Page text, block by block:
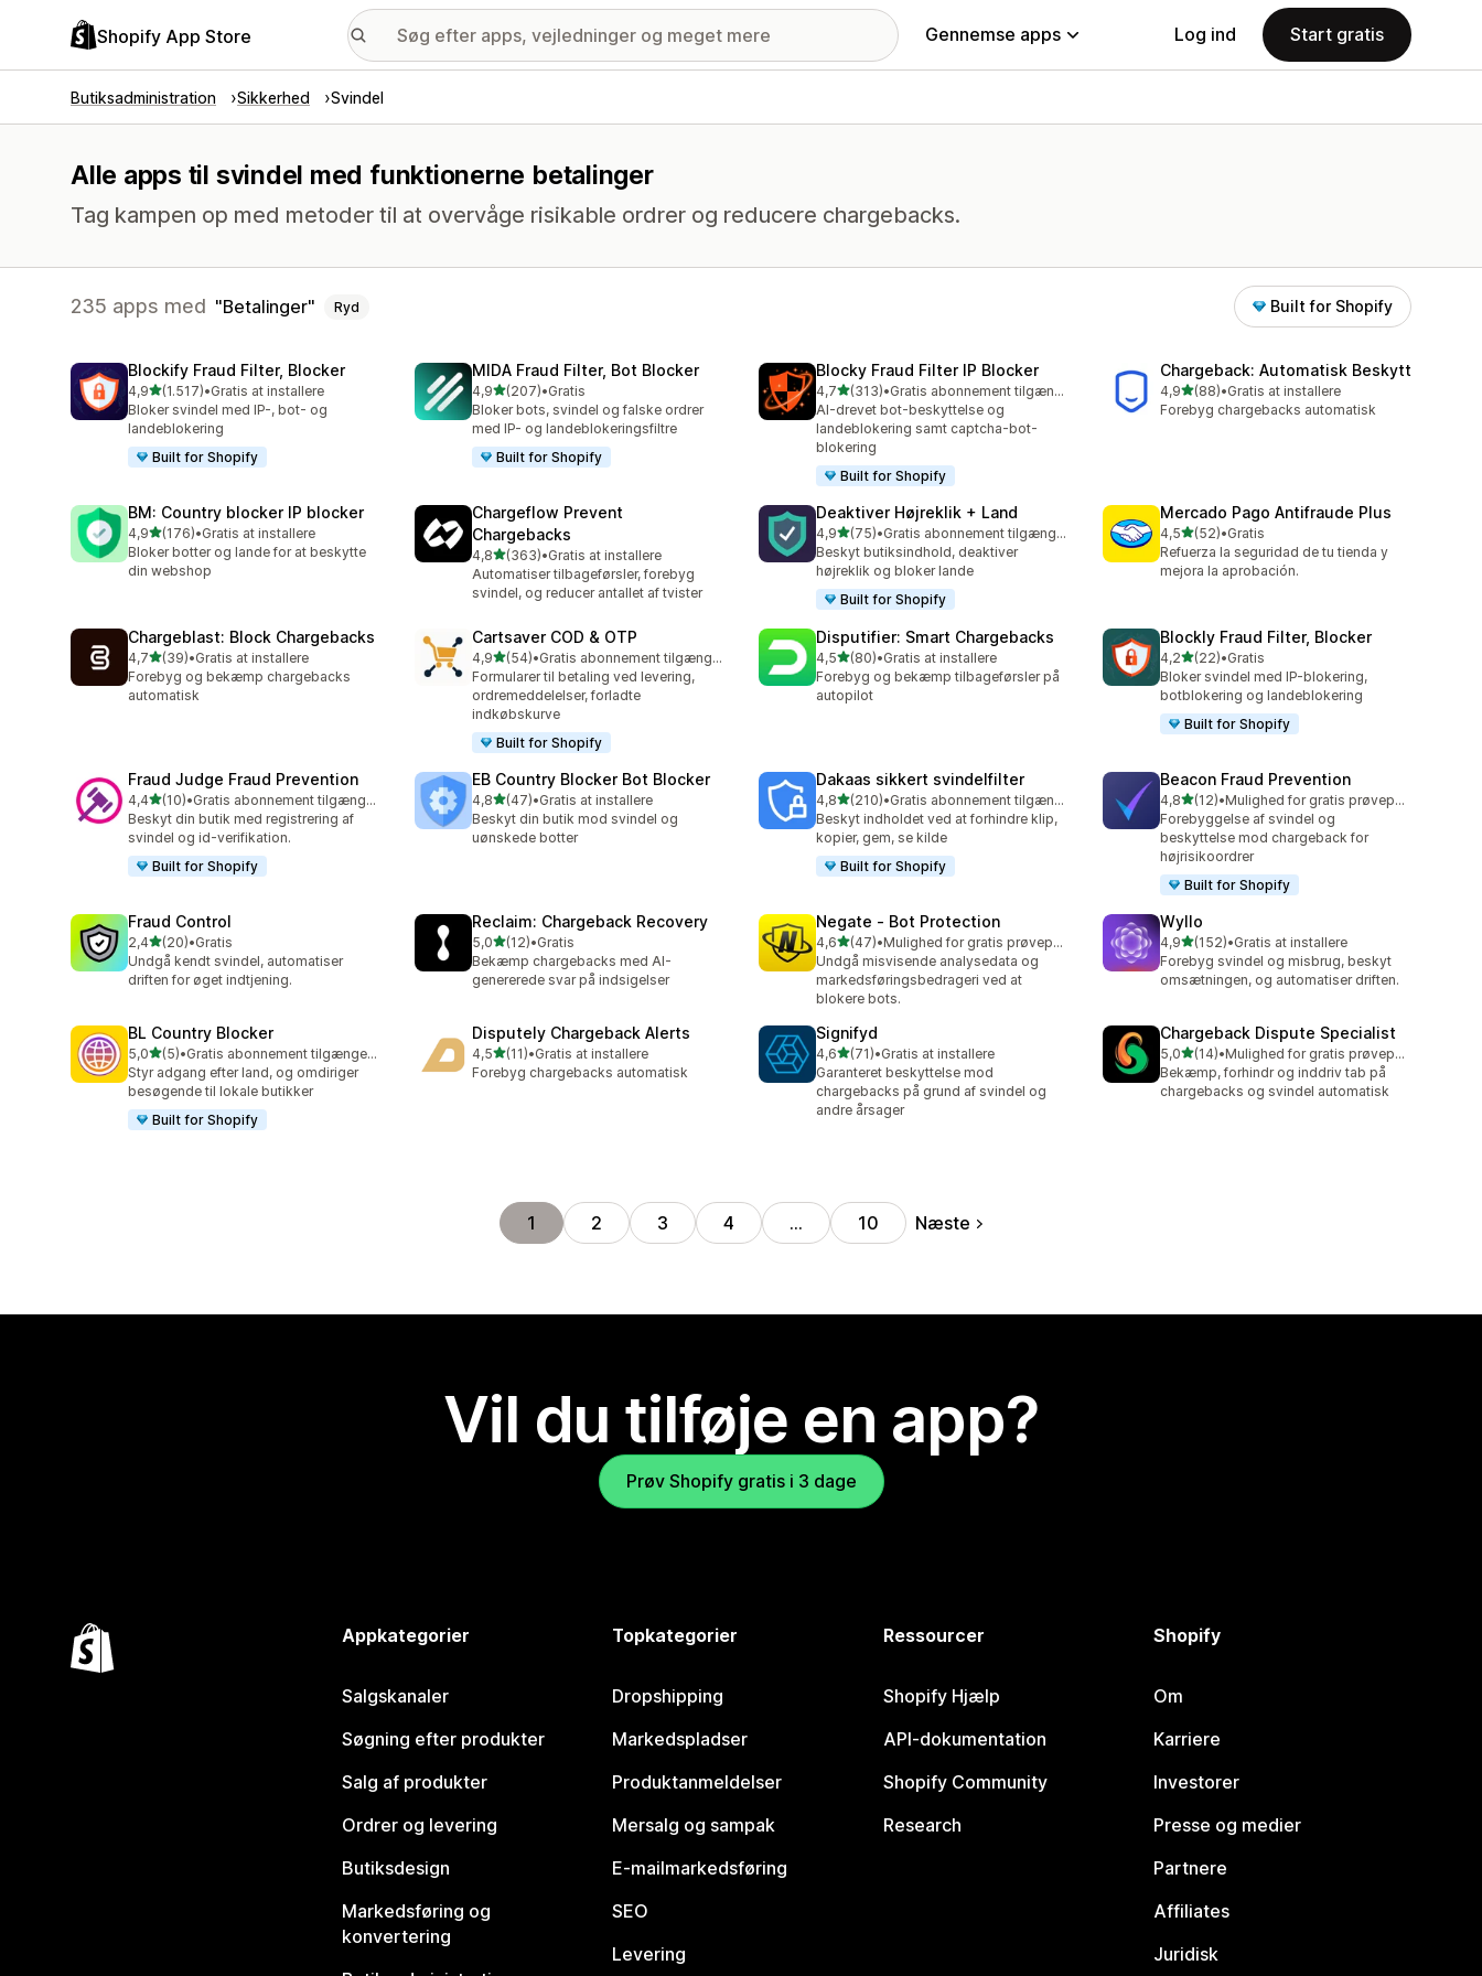
Shopify App Store Gennemse apps Log ind Start gratis
Butiksadministration Sikkerhed Svindel
Alle apps til svindel med funktionerne betalinger
Tag kampen op med metoder til at overvåge risikable ordrer og reducere chargebacks.
235 apps med Betalinger Ryd Built for Shopify
Blockify Fraud Filter, Blocker
4,9ud af 5 stjerner
(1.517)
1517 anmeldelser i alt
•Gratis at installere
Bloker svindel med IP-, bot- og
landeblokering
Built for Shopify
MIDA Fraud Filter, Bot Blocker
4,9ud af 5 stjerner
(207)
207 anmeldelser i alt
•Gratis
Bloker bots, svindel og falske ordrer
med IP- og landeblokeringsfiltre
Built for Shopify
Blocky Fraud Filter IP Blocker
4,7ud af 5 stjerner
(313)
313 anmeldelser i alt
•
Gratis abonnement tilgængeligt
AI-drevet bot-beskyttelse og
landeblokering samt captcha-bot-
blokering
Built for Shopify
Chargeback: Automatisk Beskytt
4,9ud af 5 stjerner
(88)
88 anmeldelser i alt
•Gratis at installere
Forebyg chargebacks automatisk
BM: Country blocker IP blocker
4,9ud af 5 stjerner
(176)
176 anmeldelser i alt
•Gratis at installere
Bloker botter og lande for at beskytte
din webshop
Chargeflow Prevent
Chargebacks
4,8ud af 5 stjerner
(363)
363 anmeldelser i alt
•Gratis at installere
Automatiser tilbageførsler, forebyg
svindel, og reducer antallet af tvister
Deaktiver Højreklik + Land
4,9ud af 5 stjerner
(75)
75 anmeldelser i alt
•
Gratis abonnement tilgængeligt
Beskyt butiksindhold, deaktiver
højreklik og bloker lande
Built for Shopify
Mercado Pago Antifraude Plus
4,5ud af 5 stjerner
(52)
52 anmeldelser i alt
•Gratis
Refuerza la seguridad de tu tienda y
mejora la aprobación.
Chargeblast: Block Chargebacks
4,7ud af 5 stjerner
(39)
39 anmeldelser i alt
•Gratis at installere
Forebyg og bekæmp chargebacks
automatisk
Cartsaver COD & OTP
4,9ud af 5 stjerner
(54)
54 anmeldelser i alt
•
Gratis abonnement tilgængeligt
Formularer til betaling ved levering,
ordremeddelelser, forladte
indkøbskurve
Built for Shopify
Disputifier: Smart Chargebacks
4,5ud af 5 stjerner
(80)
80 anmeldelser i alt
•Gratis at installere
Forebyg og bekæmp tilbageførsler på
autopilot
Blockly Fraud Filter, Blocker
4,2ud af 5 stjerner
(22)
22 anmeldelser i alt
•Gratis
Bloker svindel med IP-blokering,
botblokering og landeblokering
Built for Shopify
Fraud Judge Fraud Prevention
4,4ud af 5 stjerner
(10)
10 anmeldelser i alt
•
Gratis abonnement tilgængeligt
Beskyt din butik med registrering af
svindel og id-verifikation.
Built for Shopify
EB Country Blocker Bot Blocker
4,8ud af 5 stjerner
(47)
47 anmeldelser i alt
•Gratis at installere
Beskyt din butik mod svindel og
uønskede botter
Dakaas sikkert svindelfilter
4,8ud af 5 stjerner
(210)
210 anmeldelser i alt
•
Gratis abonnement tilgængeligt
Beskyt indholdet ved at forhindre klip,
kopier, gem, se kilde
Built for Shopify
Beacon Fraud Prevention
4,8ud af 5 stjerner
(12)
12 anmeldelser i alt
•
Mulighed for gratis prøveperiode
Forebyggelse af svindel og
beskyttelse mod chargeback for
højrisikoordrer
Built for Shopify
Fraud Control
2,4ud af 5 stjerner
(20)
20 anmeldelser i alt
•Gratis
Undgå kendt svindel, automatiser
driften for øget indtjening.
Reclaim: Chargeback Recovery
5,0ud af 5 stjerner
(12)
12 anmeldelser i alt
•Gratis
Bekæmp chargebacks med AI-
genererede svar på indsigelser
Negate ‑ Bot Protection
4,6ud af 5 stjerner
(47)
47 anmeldelser i alt
•
Mulighed for gratis prøveperiode
Undgå misvisende analysedata og
markedsføringsbedrageri ved at
blokere bots.
Wyllo
4,9ud af 5 stjerner
(152)
152 anmeldelser i alt
•Gratis at installere
Forebyg svindel og misbrug, beskyt
omsætningen, og automatiser driften.
BL Country Blocker
5,0ud af 5 stjerner
(5)
5 anmeldelser i alt
•
Gratis abonnement tilgængeligt
Styr adgang efter land, og omdiriger
besøgende til lokale butikker
Built for Shopify
Disputely Chargeback Alerts
4,5ud af 5 stjerner
(11)
11 anmeldelser i alt
•Gratis at installere
Forebyg chargebacks automatisk
Signifyd
4,6ud af 5 stjerner
(71)
71 anmeldelser i alt
•Gratis at installere
Garanteret beskyttelse mod
chargebacks på grund af svindel og
andre årsager
Chargeback Dispute Specialist
5,0ud af 5 stjerner
(14)
14 anmeldelser i alt
•
Mulighed for gratis prøveperiode
Bekæmp, forhindr og inddriv tab på
chargebacks og svindel automatisk
1 2 3 4 … 10 Næste
Vil du tilføje en app?
Prøv Shopify gratis i 3 dage
Appkategorier
Salgskanaler
Søgning efter produkter
Salg af produkter
Ordrer og levering
Butiksdesign
Markedsføring og
konvertering
Topkategorier
Dropshipping
Markedspladser
Produktanmeldelser
Mersalg og sampak
E-mailmarkedsføring
SEO
Levering
Ressourcer
Shopify Hjælp
API-dokumentation
Shopify Community
Research
Shopify
Om
Karriere
Investorer
Presse og medier
Partnere
Affiliates
Juridisk